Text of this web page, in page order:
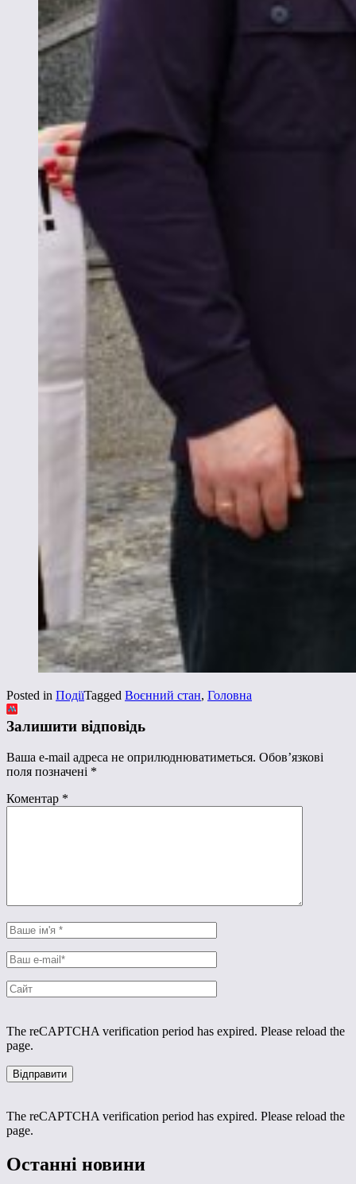
Posted in ПодіїTagged Воєнний стан, Головна
Залишити відповідь
Ваша e-mail адреса не оприлюднюватиметься. Обов’язкові
поля позначені *
Коментар *
The reCAPTCHA verification period has expired. Please reload the
page.
The reCAPTCHA verification period has expired. Please reload the
page.
Останні новини